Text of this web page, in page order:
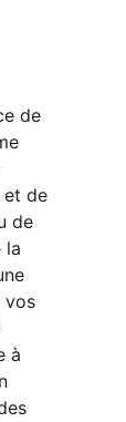
de
et de
de
la
vos
à